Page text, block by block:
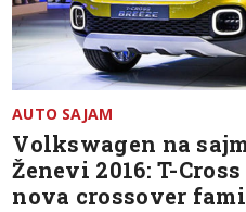
AUTO SAJAM
Volkswagen na
Ženevi 2016: T-
nova crossover